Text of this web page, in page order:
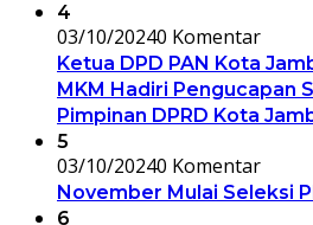
4
03/10/20240 Komentar
Ketua DPD PAN Kota
MKM Hadiri Pengucapan
Pimpinan DPRD Kota
5
03/10/20240 Komentar
November Mulai Seleksi
6